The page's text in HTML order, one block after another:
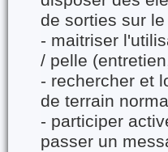
de sorties sur
- maitriser
/ pelle
- rechercher et
de terrain
- participer
passer un